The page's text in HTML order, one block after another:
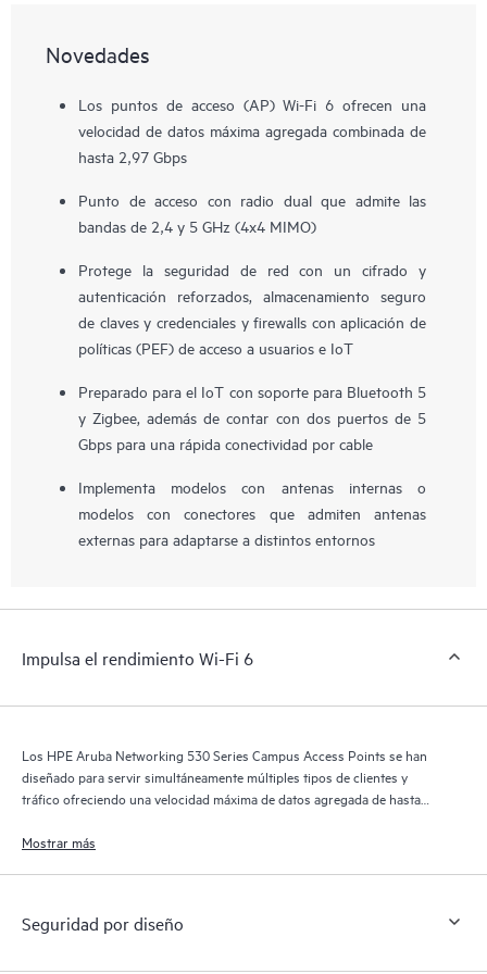
Novedades
Los puntos de acceso (AP) Wi-Fi 6 ofrecen una
velocidad de datos máxima agregada combinada de
hasta 2,97 Gbps
Punto de acceso con radio dual que admite las
bandas de 2,4 y 5 GHz (4x4 MIMO)
Protege la seguridad de red con un cifrado y
autenticación reforzados, almacenamiento seguro
de claves y credenciales y firewalls con aplicación de
políticas (PEF) de acceso a usuarios e IoT
Preparado para el IoT con soporte para Bluetooth 5
y Zigbee, además de contar con dos puertos de 5
Gbps para una rápida conectividad por cable
Implementa modelos con antenas internas o
modelos con conectores que admiten antenas
externas para adaptarse a distintos entornos
Impulsa el rendimiento Wi-Fi 6
Los HPE Aruba Networking 530 Series Campus Access Points se han
diseñado para servir simultáneamente múltiples tipos de clientes y
tráfico ofreciendo una velocidad máxima de datos agregada de hasta
Mostrar más
Seguridad por diseño